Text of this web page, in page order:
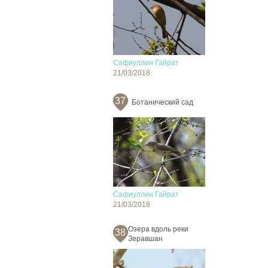
Сафиуллин Гайрат
21/03/2018
37 Ботанический сад
Сафиуллин Гайрат
21/03/2018
38 Озера вдоль реки
Зеравшан